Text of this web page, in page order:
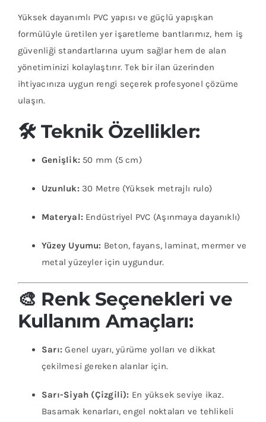
Yüksek dayanımlı PVC yapısı ve güçlü yapışkan
formülüyle üretilen yer işaretleme bantlarımız, hem iş
güvenliği standartlarına uyum sağlar hem de alan
yönetiminizi kolaylaştırır. Tek bir ilan üzerinden
ihtiyacınıza uygun rengi seçerek profesyonel çözüme
ulaşın.
🛠 Teknik Özellikler:
Genişlik: 50 mm (5 cm)
Uzunluk: 30 Metre (Yüksek metrajlı rulo)
Materyal: Endüstriyel PVC (Aşınmaya dayanıklı)
Yüzey Uyumu: Beton, fayans, laminat, mermer ve
metal yüzeyler için uygundur.
🎨 Renk Seçenekleri ve
Kullanım Amaçları:
Sarı: Genel uyarı, yürüme yolları ve dikkat
çekilmesi gereken alanlar için.
Sarı-Siyah (Çizgili): En yüksek seviye ikaz.
Basamak kenarları, engel noktaları ve tehlikeli